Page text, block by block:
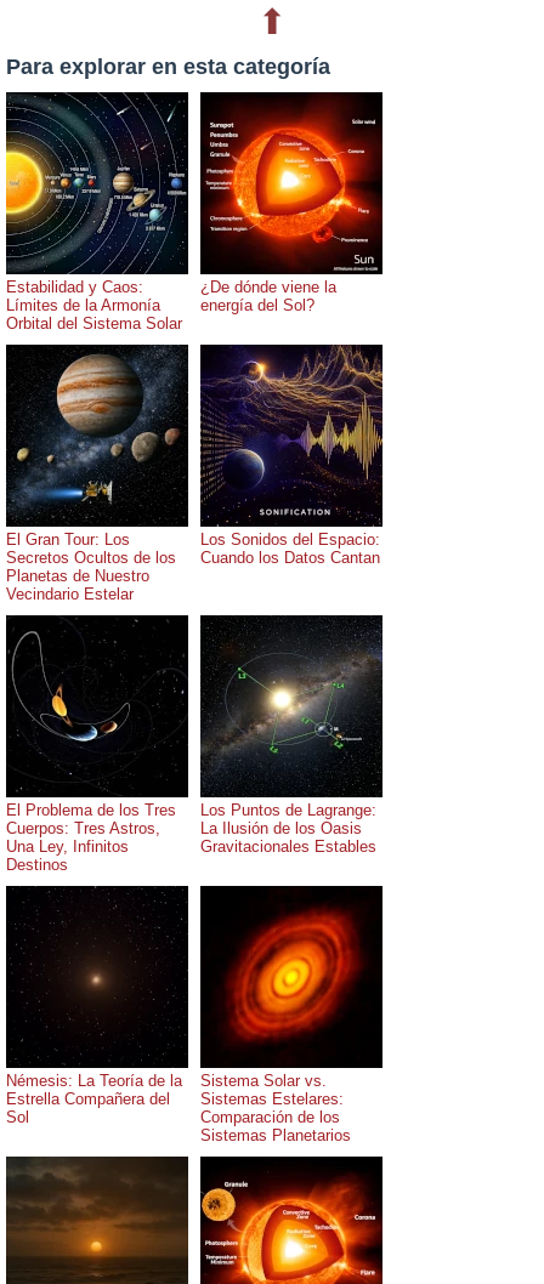
⬆
Para explorar en esta categoría
Estabilidad y Caos:
Límites de la Armonía
Orbital del Sistema Solar
¿De dónde viene la
energía del Sol?
El Gran Tour: Los
Secretos Ocultos de los
Planetas de Nuestro
Vecindario Estelar
Los Sonidos del Espacio:
Cuando los Datos Cantan
El Problema de los Tres
Cuerpos: Tres Astros,
Una Ley, Infinitos
Destinos
Los Puntos de Lagrange:
La Ilusión de los Oasis
Gravitacionales Estables
Némesis: La Teoría de la
Estrella Compañera del
Sol
Sistema Solar vs.
Sistemas Estelares:
Comparación de los
Sistemas Planetarios